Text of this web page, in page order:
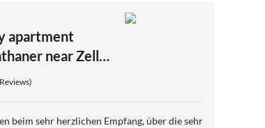
apartment
near Zell
Kaprun
beim sehr herzlichen Empfang, über die sehr